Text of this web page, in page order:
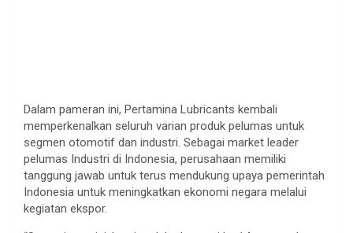
Dalam pameran ini, Pertamina Lubricants kembali
memperkenalkan seluruh varian produk pelumas untuk
segmen otomotif dan industri. Sebagai market leader
pelumas Industri di Indonesia, perusahaan memiliki
tanggung jawab untuk terus mendukung upaya pemerintah
Indonesia untuk meningkatkan ekonomi negara melalui
kegiatan ekspor.